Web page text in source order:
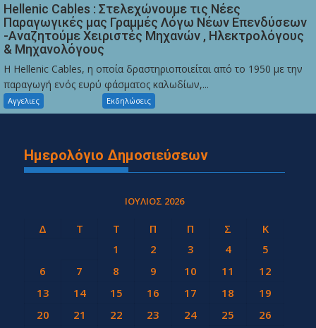
Hellenic Cables : Στελεχώνουμε τις Νέες
Παραγωγικές μας Γραμμές Λόγω Νέων Επενδύσεων
-Αναζητούμε Χειριστές Μηχανών , Ηλεκτρολόγους
& Μηχανολόγους
Η Hellenic Cables, η οποία δραστηριοποιείται από το 1950 με την
παραγωγή ενός ευρύ φάσματος καλωδίων,...
Αγγελιες Εκδηλώσεις
Ημερολόγιο Δημοσιεύσεων
ΙΟΎΛΙΟΣ 2026
Δ Τ Τ Π Π Σ
Κ
1
2 3 4
5
6
7 8 9 10 11
12
13
14 15 16 17 18
19
20
21 22 23 24 25
26